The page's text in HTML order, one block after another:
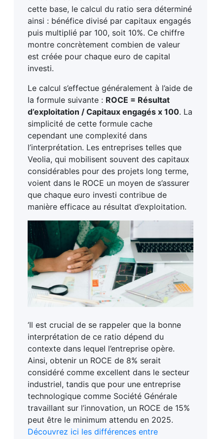
cette base, le calcul du ratio sera déterminé
ainsi : bénéfice divisé par capitaux engagés
puis multiplié par 100, soit 10%. Ce chiffre
montre concrètement combien de valeur
est créée pour chaque euro de capital
investi.
Le calcul s’effectue généralement à l’aide de
la formule suivante : ROCE = Résultat
d’exploitation / Capitaux engagés x 100. La
simplicité de cette formule cache
cependant une complexité dans
l’interprétation. Les entreprises telles que
Veolia, qui mobilisent souvent des capitaux
considérables pour des projets long terme,
voient dans le ROCE un moyen de s’assurer
que chaque euro investi contribue de
manière efficace au résultat d’exploitation.
‘Il est crucial de se rappeler que la bonne
interprétation de ce ratio dépend du
contexte dans lequel l’entreprise opère.
Ainsi, obtenir un ROCE de 8% serait
considéré comme excellent dans le secteur
industriel, tandis que pour une entreprise
technologique comme Société Générale
travaillant sur l’innovation, un ROCE de 15%
peut être le minimum attendu en 2025.
Découvrez ici les différences entre